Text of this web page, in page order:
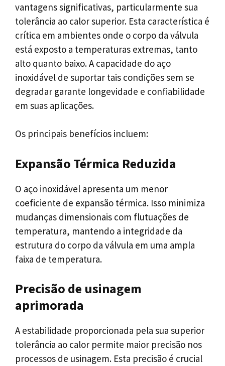
vantagens significativas, particularmente sua
tolerância ao calor superior. Esta característica é
crítica em ambientes onde o corpo da válvula
está exposto a temperaturas extremas, tanto
alto quanto baixo. A capacidade do aço
inoxidável de suportar tais condições sem se
degradar garante longevidade e confiabilidade
em suas aplicações.
Os principais benefícios incluem:
Expansão Térmica Reduzida
O aço inoxidável apresenta um menor
coeficiente de expansão térmica. Isso minimiza
mudanças dimensionais com flutuações de
temperatura, mantendo a integridade da
estrutura do corpo da válvula em uma ampla
faixa de temperatura.
Precisão de usinagem
aprimorada
A estabilidade proporcionada pela sua superior
tolerância ao calor permite maior precisão nos
processos de usinagem. Esta precisão é crucial